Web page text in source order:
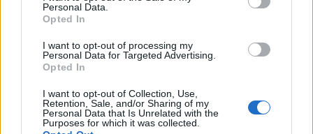
Personal Data.
Opted In
I want to opt-out of processing my
Personal Data for Targeted Advertising.
Opted In
I want to opt-out of Collection, Use,
Retention, Sale, and/or Sharing of my
Personal Data that Is Unrelated with the
Purposes for which it was collected.